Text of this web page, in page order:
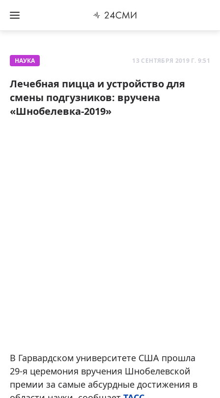
НАУКА 13 СЕНТЯБРЯ 2019 Г. 9:51
Лечебная пицца и устройство для
смены подгузников: вручена
«Шнобелевка-2019»
В Гарвардском университете США прошла
29-я церемония вручения Шнобелевской
премии за самые абсурдные достижения в